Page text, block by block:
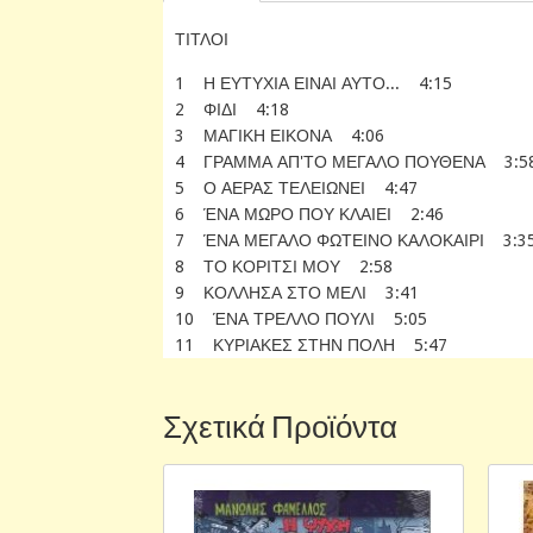
ΤΙΤΛΟΙ
1 Η ΕΥΤΥΧΙΑ ΕΙΝΑΙ ΑΥΤΟ... 4:15
2 ΦΙΔΙ 4:18
3 ΜΑΓΙΚΗ ΕΙΚΟΝΑ 4:06
4 ΓΡΑΜΜΑ ΑΠ'ΤΟ ΜΕΓΑΛΟ ΠΟΥΘΕΝΑ
5 Ο ΑΕΡΑΣ ΤΕΛΕΙΩΝΕΙ 4:47
6 ΈΝΑ ΜΩΡΟ ΠΟΥ ΚΛΑΙΕΙ 2:46
7 ΈΝΑ ΜΕΓΑΛΟ ΦΩΤΕΙΝΟ ΚΑΛΟΚΑΙΡΙ
8 ΤΟ ΚΟΡΙΤΣΙ ΜΟΥ 2:58
9 ΚΟΛΛΗΣΑ ΣΤΟ ΜΕΛΙ 3:41
10 ΈΝΑ ΤΡΕΛΛΟ ΠΟΥΛΙ 5:05
11 ΚΥΡΙΑΚΕΣ ΣΤΗΝ ΠΟΛΗ 5:47
Σχετικά Προϊόντα